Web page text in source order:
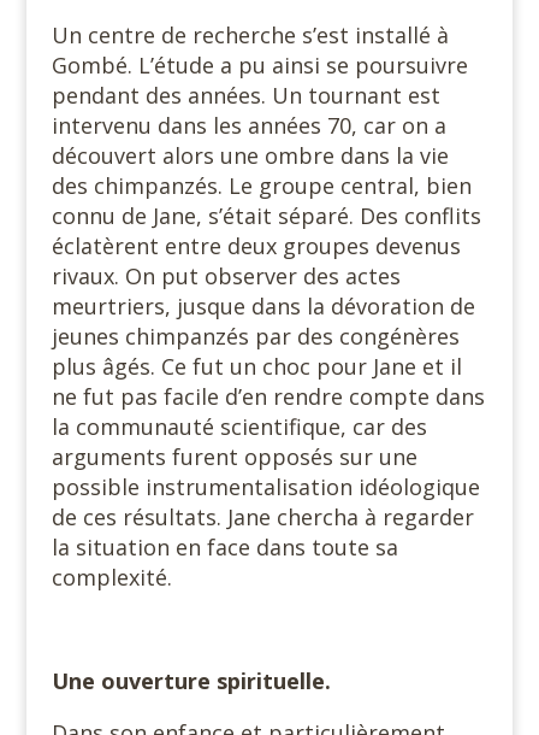
Un centre de recherche s’est installé à
Gombé. L’étude a pu ainsi se poursuivre
pendant des années. Un tournant est
intervenu dans les années 70, car on a
découvert alors une ombre dans la vie
des chimpanzés. Le groupe central, bien
connu de Jane, s’était séparé. Des conflits
éclatèrent entre deux groupes devenus
rivaux. On put observer des actes
meurtriers, jusque dans la dévoration de
jeunes chimpanzés par des congénères
plus âgés. Ce fut un choc pour Jane et il
ne fut pas facile d’en rendre compte dans
la communauté scientifique, car des
arguments furent opposés sur une
possible instrumentalisation idéologique
de ces résultats. Jane chercha à regarder
la situation en face dans toute sa
complexité.
Une ouverture spirituelle.